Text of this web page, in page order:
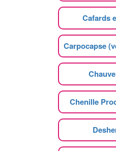
Cafards
Carpocapse
Chenille